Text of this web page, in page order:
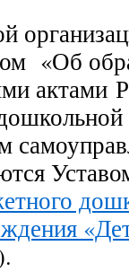
«Об
актами